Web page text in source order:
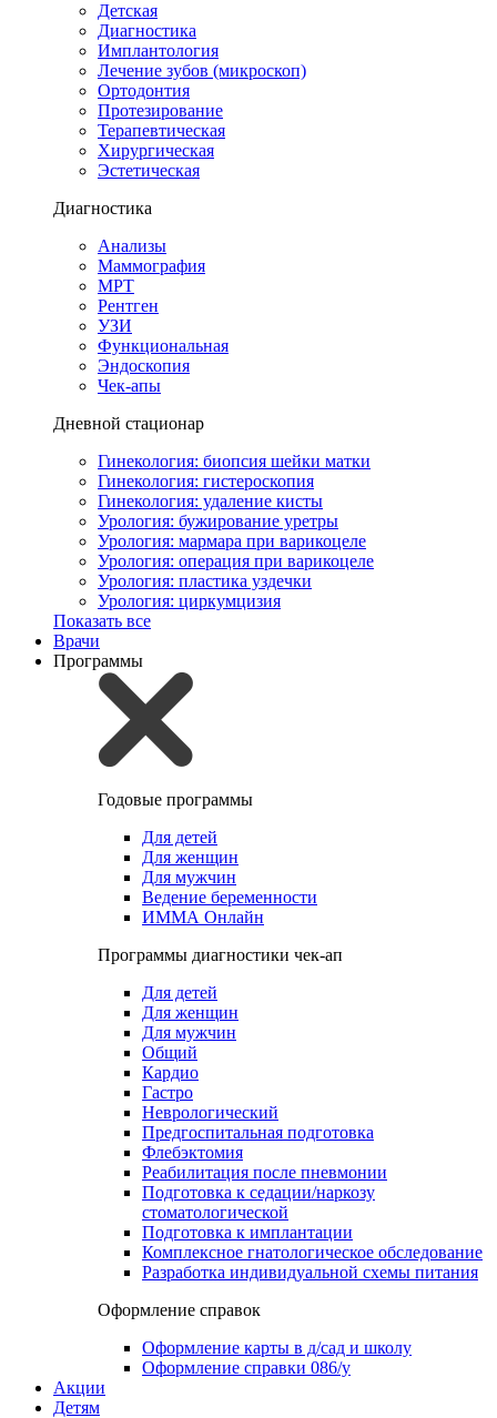
Детская
Диагностика
Имплантология
Лечение зубов (микроскоп)
Ортодонтия
Протезирование
Терапевтическая
Хирургическая
Эстетическая
Диагностика
Анализы
Маммография
МРТ
Рентген
УЗИ
Функциональная
Эндоскопия
Чек-апы
Дневной стационар
Гинекология: биопсия шейки матки
Гинекология: гистероскопия
Гинекология: удаление кисты
Урология: бужирование уретры
Урология: мармара при варикоцеле
Урология: операция при варикоцеле
Урология: пластика уздечки
Урология: циркумцизия
Показать все
Врачи
Программы
Годовые программы
Для детей
Для женщин
Для мужчин
Ведение беременности
ИММА Онлайн
Программы диагностики чек-ап
Для детей
Для женщин
Для мужчин
Общий
Кардио
Гастро
Неврологический
Предгоспитальная подготовка
Флебэктомия
Реабилитация после пневмонии
Подготовка к седации/наркозу
стоматологической
Подготовка к имплантации
Комплексное гнатологическое обследование
Разработка индивидуальной схемы питания
Оформление справок
Оформление карты в д/сад и школу
Оформление справки 086/у
Акции
Детям